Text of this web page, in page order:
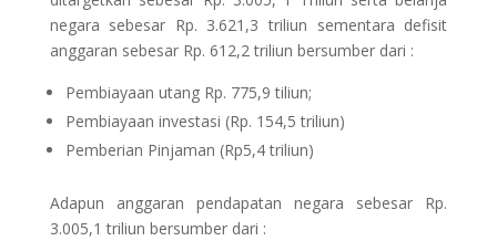
negara sebesar Rp. 3.621,3 triliun sementara defisit
anggaran sebesar Rp. 612,2 triliun bersumber dari :
Pembiayaan utang Rp. 775,9 tiliun;
Pembiayaan investasi (Rp. 154,5 triliun)
Pemberian Pinjaman (Rp5,4 triliun)
Adapun anggaran pendapatan negara sebesar Rp.
3.005,1 triliun bersumber dari :